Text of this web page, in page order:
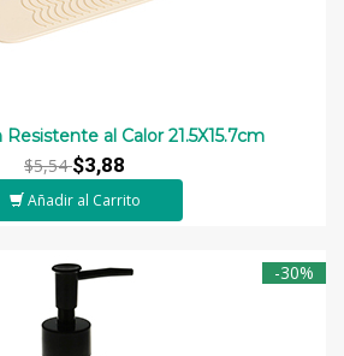
al Calor 21.5X15.7cm
$5,54$3,88
Añadir al Carrito
-30%